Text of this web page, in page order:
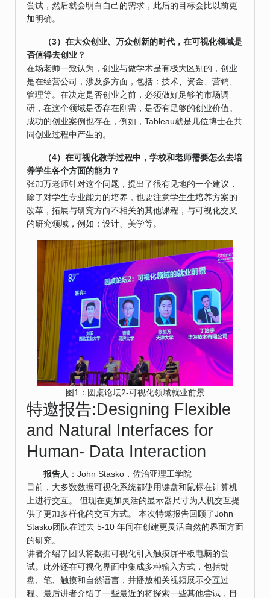
尝试，然后就会明白自己的需求，此后的目标会比以前更
加明确。
（3）在大众创业、万众创新的时代，在可视化领域是
否值得去创业？
在场老师一致认为，创业与做学术是有极大区别的，创业
是在经营公司，涉及多方面，包括：技术、资金、营销、
管理等。在决定是否创业之前，必须做好足够的市场调
研，在这个领域是否存在刚需，是否有足够的创业价值。
成功的创业案例也存在，例如，Tableau就是几位博士在共
同创业过程中产生的。
（4）在可视化教学过程中，学校和老师需要怎么去培
养学生各个方面的能力？
张加万老师针对这个问题，提出了很有见地的一个建议，
除了对学生专业能力的培养，也要注意学生生培养方案的
改革，拓展与研究方向不相关的其他课程，与可视化交叉
的研究领域，例如：设计、美学等。
图1：圆桌论坛2-可视化领域就业前景
特邀报告:Designing Flexible
and Natural Interfaces for
Human- Data Interaction
报告人 ：John Stasko，佐治亚理工学院
目前，大多数数据可视化系统都使用键盘和鼠标在计算机
上进行交互。 但现在更加灵活的显示器尺寸为人机交互提
供了更加多样化的交互方式。 本次特邀报告回顾了John
Stasko团队在过去 5-10 年间在创建更灵活自然的界面方面
的研究。
讲者介绍了团队将数据可视化引入触摸屏平板电脑的尝
试。此外还在可视化界面中集成多种输入方式，包括键
盘、笔、触摸和自然语言，并播放相关视频展示交互过
程。最后讲者介绍了一些最近的将探索一些其他尝试，目